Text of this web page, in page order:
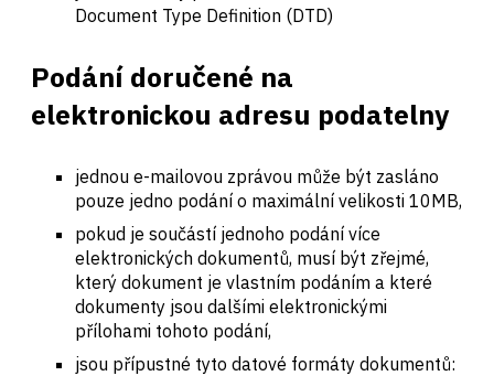
Document Type Definition (DTD)
Podání doručené na
elektronickou adresu podatelny
jednou e-mailovou zprávou může být zasláno
pouze jedno podání o maximální velikosti 10MB,
pokud je součástí jednoho podání více
elektronických dokumentů, musí být zřejmé,
který dokument je vlastním podáním a které
dokumenty jsou dalšími elektronickými
přílohami tohoto podání,
jsou přípustné tyto datové formáty dokumentů: